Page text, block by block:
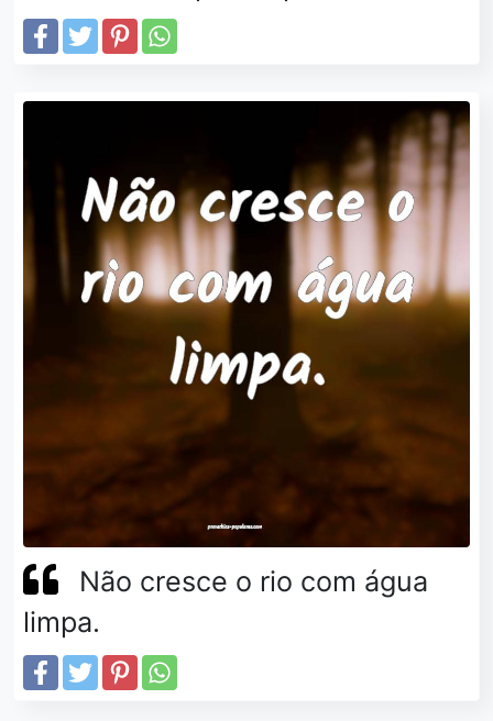
Não cresce o rio com água
limpa.